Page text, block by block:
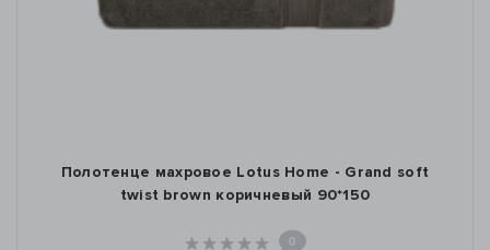
Полотенце махровое Lotus Home - Grand soft
twist brown коричневый 90*150
0